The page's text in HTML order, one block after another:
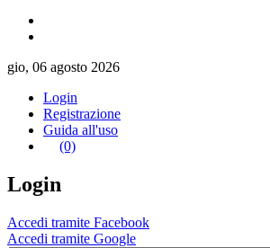
gio, 06 agosto 2026
Login
Registrazione
Guida all'uso
(0)
Login
Accedi tramite Facebook
Accedi tramite Google